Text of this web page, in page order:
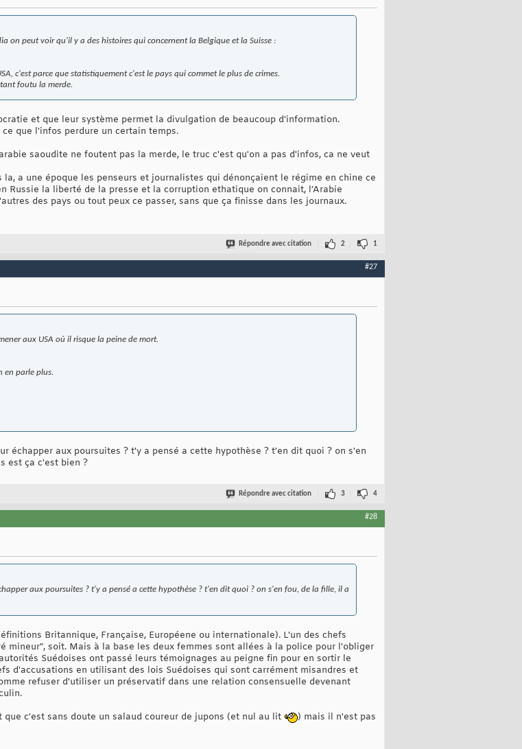
on peut voir qu'il y a des histoires qui concernent la Belgique et la Suisse :
c'est parce que statistiquement c'est le pays qui commet le plus de crimes.
foutu la merde.
et que leur système permet la divulgation de beaucoup d'information.
que l'infos perdure un certain temps.
saoudite ne foutent pas la merde, le truc c'est qu'on a pas d'infos, ca ne veut
a une époque les penseurs et journalistes qui dénonçaient le régime en chine ce
Russie la liberté de la presse et la corruption ethatique on connait, l’Arabie
des pays ou tout peux ce passer, sans que ça finisse dans les journaux.
Répondre avec citation 2 1
#27
aux USA où il risque la peine de mort.
en parle plus.
échapper aux poursuites ? t'y a pensé a cette hypothèse ? t'en dit quoi ? on s'en
est ça c'est bien ?
Répondre avec citation 3 4
#28
aux poursuites ? t'y a pensé a cette hypothèse ? t'en dit quoi ? on s'en fou, de la fille, il a
Britannique, Française, Européene ou internationale). L'un des chefs
mineur", soit. Mais à la base les deux femmes sont allées à la police pour l'obliger
Suédoises ont passé leurs témoignages au peigne fin pour en sortir le
d'accusations en utilisant des lois Suédoises qui sont carrément misandres et
refuser d'utiliser un préservatif dans une relation consensuelle devenant
que c'est sans doute un salaud coureur de jupons (et nul au lit
) mais il n'est pas